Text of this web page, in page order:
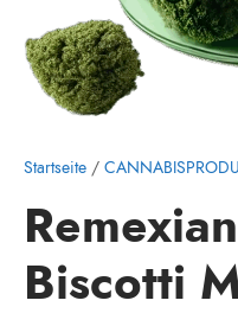
Startseite /
Biscotti